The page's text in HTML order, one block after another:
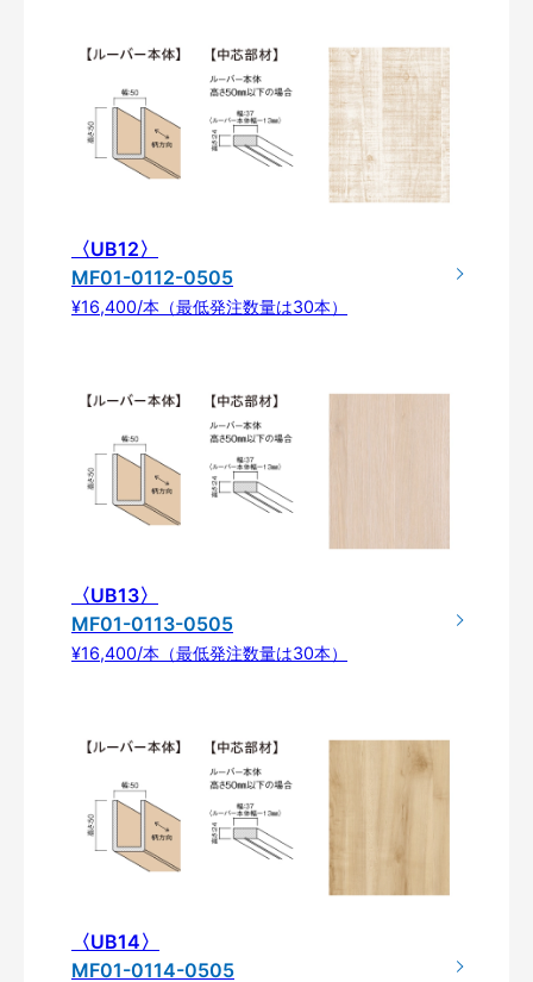
〈UB12〉
MF01-0112-0505
¥16,400/本（最低発注数量は30本）
〈UB13〉
MF01-0113-0505
¥16,400/本（最低発注数量は30本）
〈UB14〉
MF01-0114-0505